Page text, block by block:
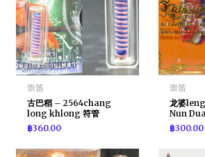
崇笛
古巴稻 – 2564chang
long khlong 符管
฿360.00
崇笛
龙婆
Nun
฿300.00